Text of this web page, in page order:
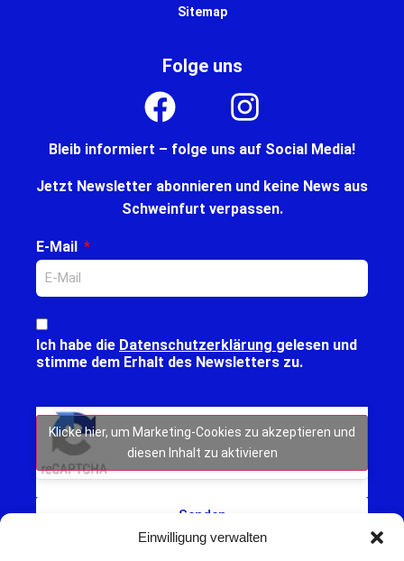
Einwilligung verwalten
Sitemap
Folge uns
Bleib informiert – folge uns auf Social Media!
Jetzt Newsletter abonnieren und keine News aus
Schweinfurt verpassen.
E-Mail
Ich habe die Datenschutzerklärung gelesen und
stimme dem Erhalt des Newsletters zu.
Klicke hier, um Marketing-Cookies zu akzeptieren und
diesen Inhalt zu aktivieren
Senden